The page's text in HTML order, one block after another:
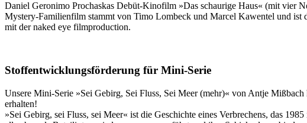
Daniel Geronimo Prochaskas Debüt-Kinofilm »Das schaurige Haus« (mit vier
Mystery-Familienfilm stammt von Timo Lombeck und Marcel Kawentel und
mit der naked eye filmproduction.
Stoffentwicklungsförderung für Mini-Serie
Unsere Mini-Serie »Sei Gebirg, Sei Fluss, Sei Meer (mehr)« von Antje
erhalten!
»Sei Gebirg, sei Fluss, sei Meer« ist die Geschichte eines Verbrechens, das